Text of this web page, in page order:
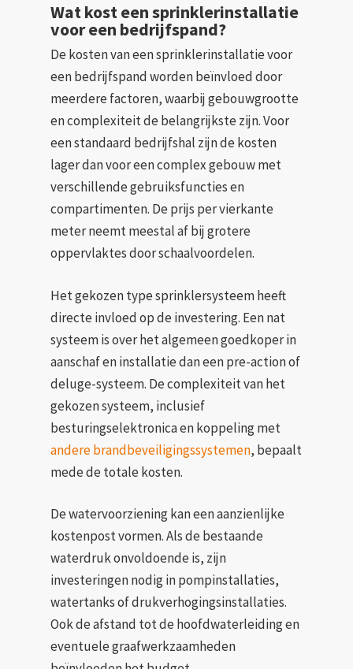
Wat kost een sprinklerinstallatie
voor een bedrijfspand?
De kosten van een sprinklerinstallatie voor
een bedrijfspand worden beïnvloed door
meerdere factoren, waarbij gebouwgrootte
en complexiteit de belangrijkste zijn. Voor
een standaard bedrijfshal zijn de kosten
lager dan voor een complex gebouw met
verschillende gebruiksfuncties en
compartimenten. De prijs per vierkante
meter neemt meestal af bij grotere
oppervlaktes door schaalvoordelen.
Het gekozen type sprinklersysteem heeft
directe invloed op de investering. Een nat
systeem is over het algemeen goedkoper in
aanschaf en installatie dan een pre-action of
deluge-systeem. De complexiteit van het
gekozen systeem, inclusief
besturingselektronica en koppeling met
andere brandbeveiligingssystemen, bepaalt
mede de totale kosten.
De watervoorziening kan een aanzienlijke
kostenpost vormen. Als de bestaande
waterdruk onvoldoende is, zijn
investeringen nodig in pompinstallaties,
watertanks of drukverhogingsinstallaties.
Ook de afstand tot de hoofdwaterleiding en
eventuele graafwerkzaamheden